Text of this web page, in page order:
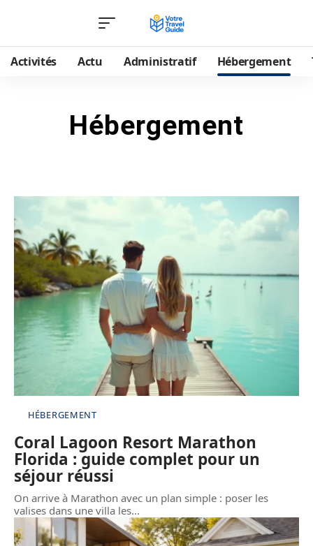
Activités Actu Administratif Hébergement
Hébergement
HÉBERGEMENT
Coral Lagoon Resort Marathon
Florida : guide complet pour un
séjour réussi
On arrive à Marathon avec un plan simple : poser les
valises dans une villa les…